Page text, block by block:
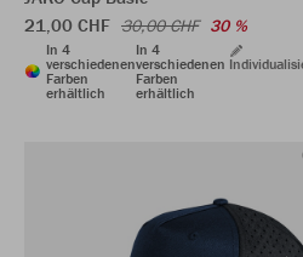
21,00 CHF 30,00 CHF 30 %
In 4
verschiedenen
Farben
erhältlich
In 4
verschiedenen
Farben
erhältlich